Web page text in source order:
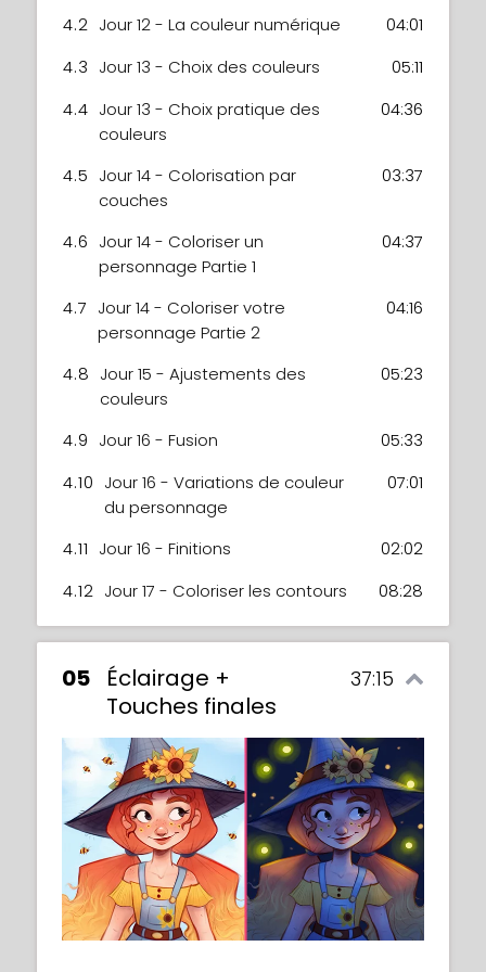
4.2 Jour 12 - La couleur numérique
04:01
4.3 Jour 13 - Choix des couleurs
05:11
4.4 Jour 13 - Choix pratique des
couleurs
04:36
4.5 Jour 14 - Colorisation par
couches
03:37
4.6 Jour 14 - Coloriser un
personnage Partie 1
04:37
4.7 Jour 14 - Coloriser votre
personnage Partie 2
04:16
4.8 Jour 15 - Ajustements des
couleurs
05:23
4.9 Jour 16 - Fusion
05:33
4.10 Jour 16 - Variations de couleur
du personnage
07:01
4.11 Jour 16 - Finitions
02:02
4.12 Jour 17 - Coloriser les contours 08:28
05
Éclairage +
Touches finales
37:15